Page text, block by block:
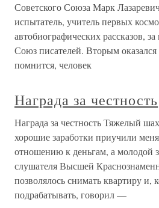
Советского Союза Марк
испытатель, учитель первых
автобиографических рассказов,
Союз писателей. Вторым
помнится, человек
Награда за честность
Награда за честность Тяжелый
хорошие заработки приучили
отношению к деньгам, а молодой
слушателя Высшей
позволялось снимать квартиру и,
подрабатывать, говорил —